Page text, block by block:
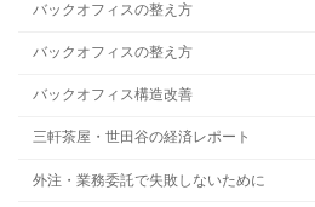
バックオフィスの整え方
バックオフィスの整え方
バックオフィス構造改善
三軒茶屋・世田谷の経済レポート
外注・業務委託で失敗しないために